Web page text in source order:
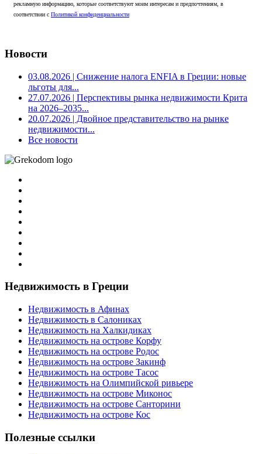
рекламную информацию, которые соответствуют моим интересам и предпочтениям, в
соответствии с Политикой конфиденциальности
Новости
03.08.2026 | Снижение налога ENFIA в Греции: новые
льготы для...
27.07.2026 | Перспективы рынка недвижимости Крита
на 2026–2035...
20.07.2026 | Двойное представительство на рынке
недвижимости...
Все новости
Недвижимость в Греции
Недвижимость в Афинах
Недвижимость в Салониках
Недвижимость на Халкидиках
Недвижимость на острове Корфу
Недвижимость на острове Родос
Недвижимость на острове Закинф
Недвижимость на острове Тасос
Недвижимость на Олимпийской ривьере
Недвижимость на острове Миконос
Недвижимость на острове Санторини
Недвижимость на острове Кос
Полезные ссылки